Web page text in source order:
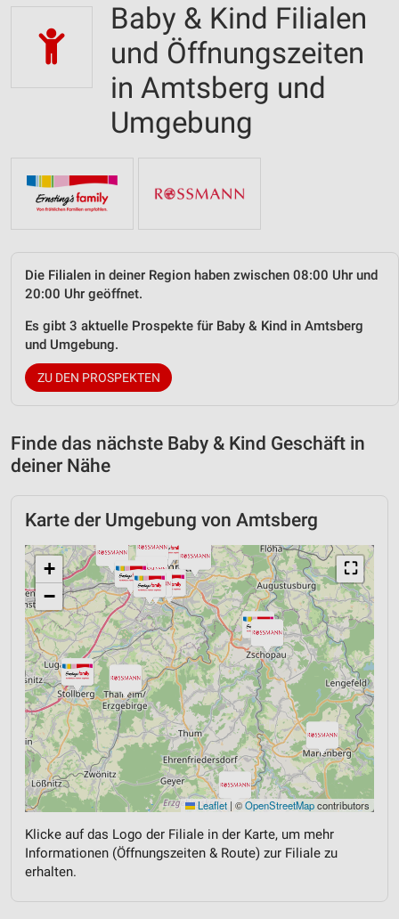
Baby & Kind Filialen
und Öffnungszeiten
in Amtsberg und
Umgebung
Die Filialen in deiner Region haben zwischen 08:00 Uhr und
20:00 Uhr geöffnet.
Es gibt 3 aktuelle Prospekte für Baby & Kind in Amtsberg
und Umgebung.
ZU DEN PROSPEKTEN
Finde das nächste Baby & Kind Geschäft in
deiner Nähe
Karte der Umgebung von Amtsberg
⛶
+
−
Leaflet | ©OpenStreetMapcontributors
Klicke auf das Logo der Filiale in der Karte, um mehr
Informationen (Öffnungszeiten & Route) zur Filiale zu
erhalten.